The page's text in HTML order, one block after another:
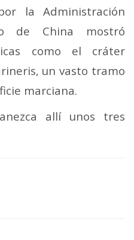
la Administración
de China mostró
como el cráter
un vasto tramo
marciana.
allí unos tres